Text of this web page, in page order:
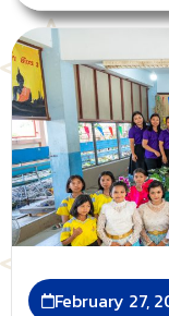
February 27,